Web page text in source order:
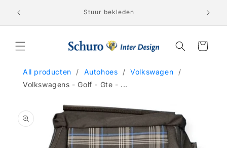
naar de
Stuur bekleden
Winkelwagen
All producten / Autohoes / Volkswagen
/
Volkswagens - Golf - Gte - ...
direct naar